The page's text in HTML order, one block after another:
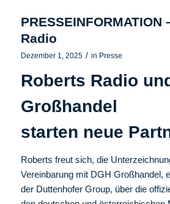
PRESSEINFORMATION
Radio
Dezember 1, 2025 / in Presse
Roberts Radio
Großhandel
starten neue
Roberts freut sich, die
Vereinbarung mit DGH Großhandel,
der Duttenhofer Group, über die